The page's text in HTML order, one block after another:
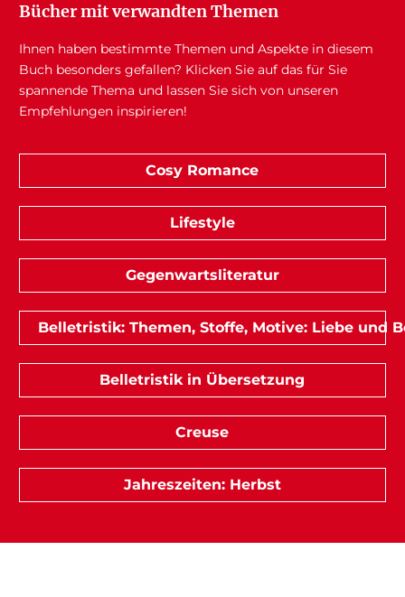
Bücher mit verwandten Themen
Ihnen haben bestimmte Themen und Aspekte in diesem
Buch besonders gefallen? Klicken Sie auf das für Sie
spannende Thema und lassen Sie sich von unseren
Empfehlungen inspirieren!
Cosy Romance
Lifestyle
Gegenwartsliteratur
Belletristik: Themen, Stoffe, Motive: Liebe und
Belletristik in Übersetzung
Creuse
Jahreszeiten: Herbst